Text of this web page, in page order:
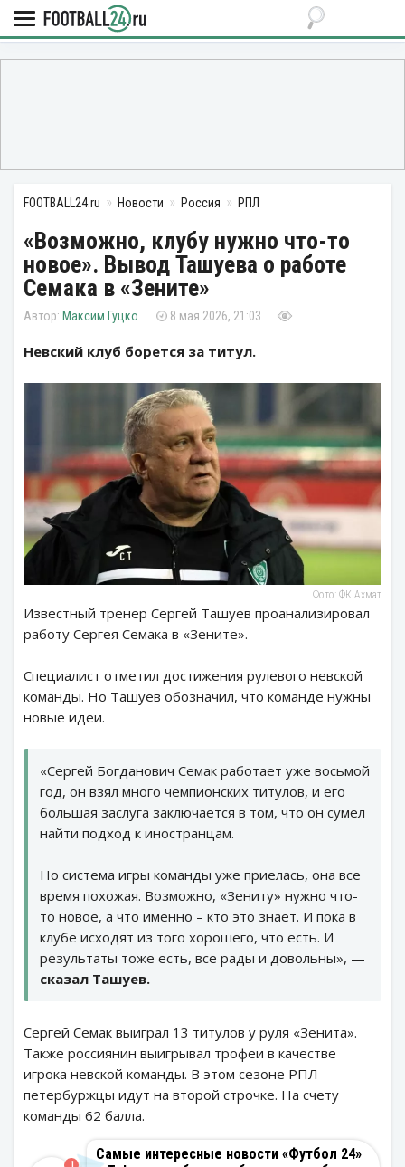
FOOTBALL24.ru Новости Россия РПЛ
«Возможно, клубу нужно что-то
новое». Вывод Ташуева о работе
Семака в «Зените»
Максим Гуцко 8 мая 2026, 21:03
Невский клуб борется за титул.
Фото: ФК Ахмат
Известный тренер Сергей Ташуев проанализировал
работу Сергея Семака в «Зените».
Специалист отметил достижения рулевого невской
команды. Но Ташуев обозначил, что команде нужны
новые идеи.
«Сергей Богданович Семак работает уже восьмой
год, он взял много чемпионских титулов, и его
большая заслуга заключается в том, что он сумел
найти подход к иностранцам.
Но система игры команды уже приелась, она все
время похожая. Возможно, «Зениту» нужно что-
то новое, а что именно – кто это знает. И пока в
клубе исходят из того хорошего, что есть. И
результаты тоже есть, все рады и довольны», —
сказал Ташуев.
Сергей Семак выиграл 13 титулов у руля «Зенита».
Также россиянин выигрывал трофеи в качестве
игрока невской команды. В этом сезоне РПЛ
петербуржцы идут на второй строчке. На счету
команды 62 балла.
Самые интересные новости «Футбол 24»
1